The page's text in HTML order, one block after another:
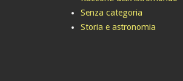
Senza categoria
Storia e astronomia